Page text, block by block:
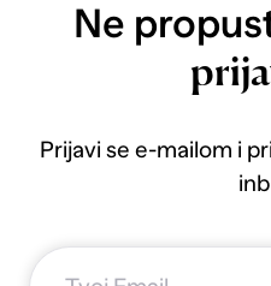
Ne
Prijavi se e-mailom i